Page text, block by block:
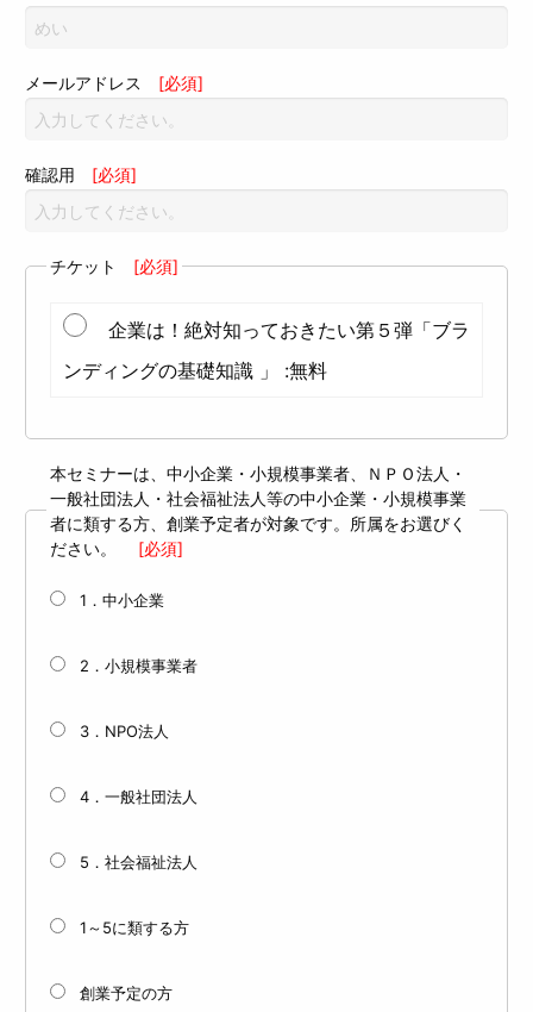
メールアドレス [必須]
確認用 [必須]
チケット [必須]
企業は！絶対知っておきたい第５弾「ブラ
ンディングの基礎知識 」 :無料
本セミナーは、中小企業・小規模事業者、ＮＰＯ法人・
一般社団法人・社会福祉法人等の中小企業・小規模事業
者に類する方、創業予定者が対象です。所属をお選びく
ださい。
[必須]
1．中小企業
2．小規模事業者
3．NPO法人
4．一般社団法人
5．社会福祉法人
1～5に類する方
創業予定の方